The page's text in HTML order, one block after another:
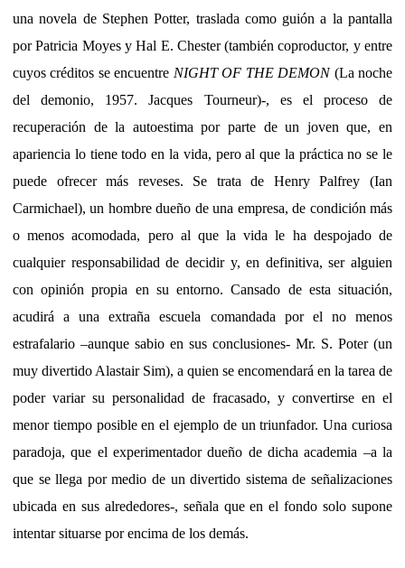
una novela de Stephen Potter, traslada como guión a la pantalla
por Patricia Moyes y Hal E. Chester (también coproductor, y entre
cuyos créditos se encuentre NIGHT OF THE DEMON(La noche
del demonio, 1957. Jacques Tourneur)-, es el proceso de
recuperación de la autoestima por parte de un joven que, en
apariencia lo tiene todo en la vida, pero al que la práctica no se le
puede ofrecer más reveses. Se trata de Henry Palfrey (Ian
Carmichael), un hombre dueño de una empresa, de condición más
o menos acomodada, pero al que la vida le ha despojado de
cualquier responsabilidad de decidir y, en definitiva, ser alguien
con opinión propia en su entorno. Cansado de esta situación,
acudirá a una extraña escuela comandada por el no menos
estrafalario –aunque sabio en sus conclusiones- Mr. S. Poter (un
muy divertido Alastair Sim), a quien se encomendará en la tarea de
poder variar su personalidad de fracasado, y convertirse en el
menor tiempo posible en el ejemplo de un triunfador. Una curiosa
paradoja, que el experimentador dueño de dicha academia –a la
que se llega por medio de un divertido sistema de señalizaciones
ubicada en sus alrededores-, señala que en el fondo solo supone
intentar situarse por encima de los demás.